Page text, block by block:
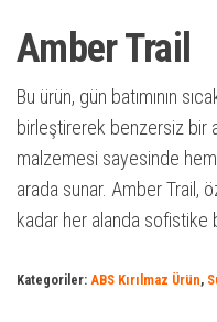
Amber Trail
Bu ürün, gün batımının
birleştirerek benzersiz bir
malzemesi sayesinde hem
arada sunar. Amber Trail,
kadar her alanda sofistike
Kategoriler: ABS Kırılmaz Ürün,